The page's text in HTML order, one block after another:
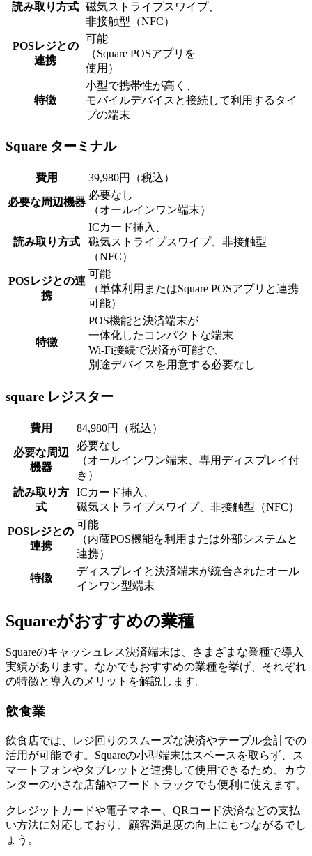
読み取り方式 磁気ストライプスワイプ、
非接触型（NFC）
POSレジとの
連携
可能
（Square POSアプリを
使用）
特徴
小型で携帯性が高く、
モバイルデバイスと接続して利用するタイ
プの端末
Square ターミナル
費用 39,980円（税込）
必要な周辺機器
必要なし
（オールインワン端末）
読み取り方式
ICカード挿入、
磁気ストライプスワイプ、非接触型
（NFC）
POSレジとの連
携
可能
（単体利用またはSquare POSアプリと連携
可能）
特徴
POS機能と決済端末が
一体化したコンパクトな端末
Wi-Fi接続で決済が可能で、
別途デバイスを用意する必要なし
square レジスター
費用 84,980円（税込）
必要な周辺
機器
必要なし
（オールインワン端末、専用ディスプレイ付
き）
読み取り方
式
ICカード挿入、
磁気ストライプスワイプ、非接触型（NFC）
POSレジとの
連携
可能
（内蔵POS機能を利用または外部システムと
連携）
特徴
ディスプレイと決済端末が統合されたオール
インワン型端末
Squareがおすすめの業種
Squareのキャッシュレス決済端末は、さまざまな業種で導入
実績があります。なかでもおすすめの業種を挙げ、それぞれ
の特徴と導入のメリットを解説します。
飲食業
飲食店では、
レジ回りのスムーズな決済やテーブル会計での
活用が可能です。Squareの小型端末はスペースを取らず、ス
マートフォンやタブレットと連携して使用できるため、カウ
ンターの小さな店舗やフードトラックでも便利に使えます。
クレジットカードや電子マネー、QRコード決済などの支払
い方法に対応しており、顧客満足度の向上にもつながるでし
ょう。